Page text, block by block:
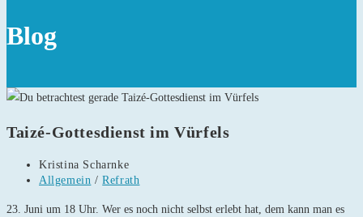
Blog
Taizé-Gottesdienst im Vürfels
Beitrags-
Autor:
Kristina Scharnke
Beitrags-
Allgemein / Refrath
23. Juni um 18 Uhr. Wer es noch nicht selbst erlebt hat, dem kann man es